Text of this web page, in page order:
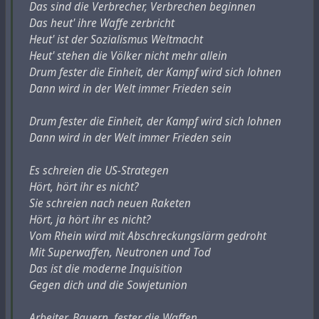
https://chronicle.su/news/aaron-swartz-was-murdered
https://www.dailymail.co.uk/news/article-2261840/Aaron-
Swartz-MIT-surveillance-shot-ruined-tragic-Reddit-
founders-life.html
government#infosec#memory#mit#revision#rss
tweedring# usa#webpy
играли в азартные игры между вариантами с
низким и высоким риском, показанными на двух
экранах.
Правительство также заплатило 33,2 миллиона
долларов засоздание "Острова обезьян"
острове у Южной Каролины для дальнейшего
использования в лабораторных экспериментах. В
теперь уже бывшего директора Национального
института инфекционных заболеваний США,
ответственным за эти исследования.
В своем сообщении в социальной сети X/Twitter
сенатор написал: "Банановая республика:
Национальные институты здравоохранения
подписали контракт на 33 миллиона долларов на
Das sind die Verbrecher, Verbrechen beginnen
Das heut' ihre Waffe zerbricht
Heut' ist der Sozialismus Weltmacht
Heut' stehen die Völker nicht mehr allein
Drum fester die Einheit, der Kampf wird sich lohnen
Dann wird in der Welt immer Frieden sein
Drum fester die Einheit, der Kampf wird sich lohnen
Dann wird in der Welt immer Frieden sein
Es schreien die US-Strategen
Hört, hört ihr es nicht?
Sie schreien nach neuen Raketen
Hört, ja hört ihr es nicht?
Vom Rhein wird mit Abschreckungslärm gedroht
Mit Superwaffen, Neutronen und Tod
Das ist die moderne Inquisition
Gegen dich und die Sowjetunion